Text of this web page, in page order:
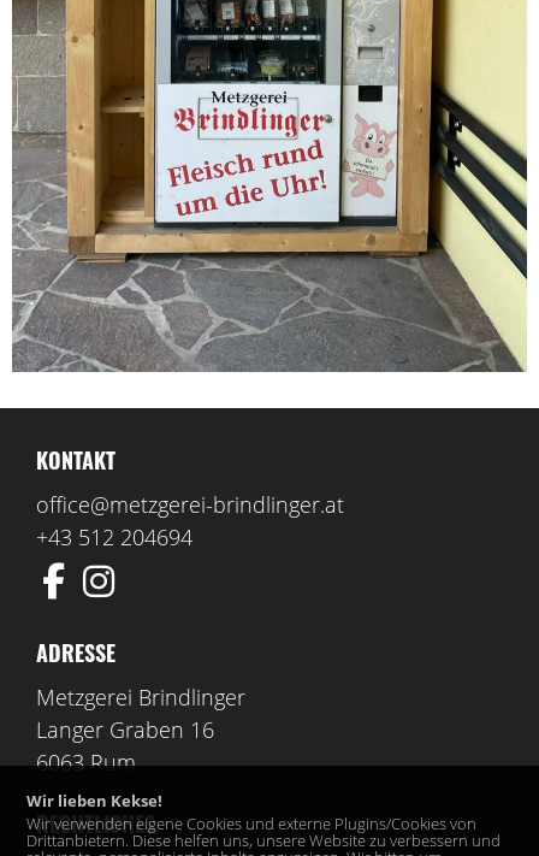
KONTAKT
office@metzgerei-brindlinger.at
+43 512 204694
ADRESSE
Metzgerei Brindlinger
Langer Graben 16
6063 Rum
RECHTLICHES
Wir lieben Kekse!
Wir verwenden eigene Cookies und externe Plugins/Cookies von
Drittanbietern. Diese helfen uns, unsere Website zu verbessern und